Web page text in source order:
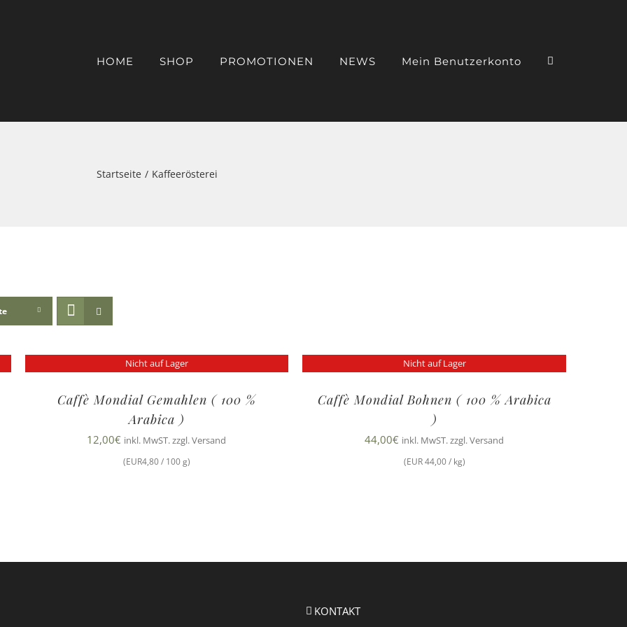
HOME SHOP PROMOTIONEN NEWS Mein Benutzerkonto
Startseite Kaffeerösterei
Nicht auf Lager
Caffè Mondial Gemahlen ( 100 %
Arabica )
12,00€ inkl. MwST. zzgl. Versand
(EUR4,80 / 100 g)
Nicht auf Lager
Caffè Mondial Bohnen ( 100 % Arabica
)
44,00€ inkl. MwST. zzgl. Versand
(EUR 44,00 / kg)
KONTAKT